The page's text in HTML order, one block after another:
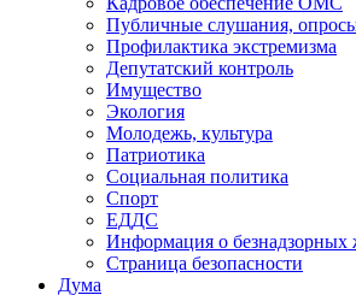
Публичные слушания,
Профилактика экстремизма
Депутатский контроль
Имущество
Экология
Молодежь, культура
Патриотика
Социальная политика
Спорт
ЕДДС
Информация о
Страница безопасности
Дума